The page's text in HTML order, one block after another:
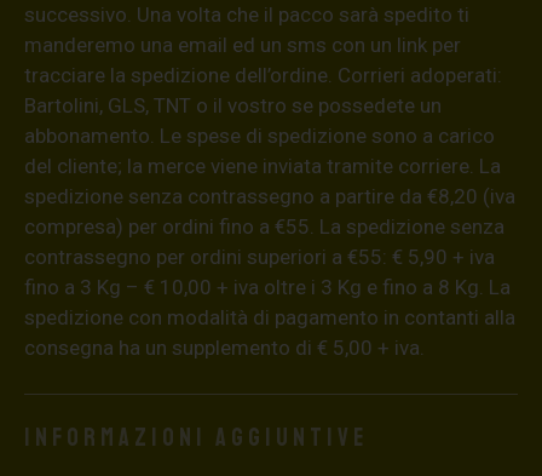
successivo. Una volta che il pacco sarà spedito ti
manderemo una email ed un sms con un link per
tracciare la spedizione dell’ordine. Corrieri adoperati:
Bartolini, GLS, TNT o il vostro se possedete un
abbonamento. Le spese di spedizione sono a carico
del cliente; la merce viene inviata tramite corriere. La
spedizione senza contrassegno a partire da €8,20 (iva
compresa) per ordini fino a €55. La spedizione senza
contrassegno per ordini superiori a €55: € 5,90 + iva
fino a 3 Kg – € 10,00 + iva oltre i 3 Kg e fino a 8 Kg. La
spedizione con modalità di pagamento in contanti alla
consegna ha un supplemento di € 5,00 + iva.
Informazioni aggiuntive